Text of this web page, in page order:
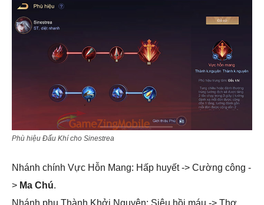
Phù hiệu Đấu Khí cho Sinestrea
Nhánh chính Vực Hỗn Mang: Hấp huyết -> Cường công -
> Ma Chú.
Nhánh phụ Thành Khởi Nguyên: Siêu hồi máu -> Thợ